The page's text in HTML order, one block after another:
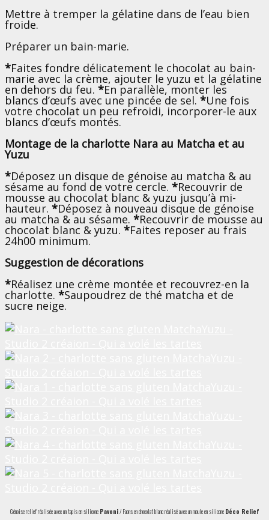
Mettre à tremper la gélatine dans de l’eau bien
froide.
Préparer un bain-marie.
*Faites fondre délicatement le chocolat au bain-
marie avec la crème, ajouter le yuzu et la gélatine
en dehors du feu. *En parallèle, monter les
blancs d’œufs avec une pincée de sel. *Une fois
votre chocolat un peu refroidi, incorporer-le aux
blancs d’œufs montés.
Montage de la charlotte Nara au Matcha et au
Yuzu
*Déposez un disque de génoise au matcha & au
sésame au fond de votre cercle. *Recouvrir de
mousse au chocolat blanc & yuzu jusqu’à mi-
hauteur. *Déposez à nouveau disque de génoise
au matcha & au sésame. *Recouvrir de mousse au
chocolat blanc & yuzu. *Faites reposer au frais
24h00 minimum.
Suggestion de décorations
*Réalisez une crème montée et recouvrez-en la
charlotte. *Saupoudrez de thé matcha et de
sucre neige.
Génoise relief réalisée avec un tapis en silicone Pavoni/ Faons en chocolat blanc réalisé avec un moule en silicone Déco Relief